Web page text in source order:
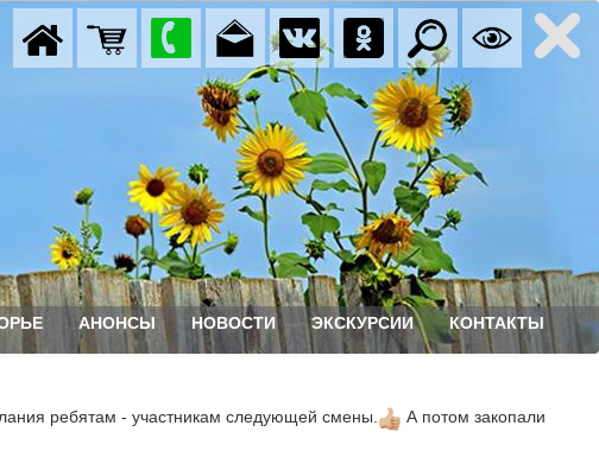
АНОНСЫ НОВОСТИ ЭКСКУРСИИ КОНТАКТЫ
ребятам - участникам следующей смены.
А потом закопали